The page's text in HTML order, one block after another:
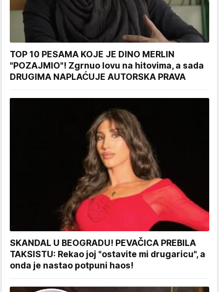
TOP 10 PESAMA KOJE JE DINO MERLIN
"POZAJMIO"! Zgrnuo lovu na hitovima, a sada
DRUGIMA NAPLAĆUJE AUTORSKA PRAVA
SKANDAL U BEOGRADU! PEVAČICA PREBILA
TAKSISTU: Rekao joj "ostavite mi drugaricu", a
onda je nastao potpuni haos!